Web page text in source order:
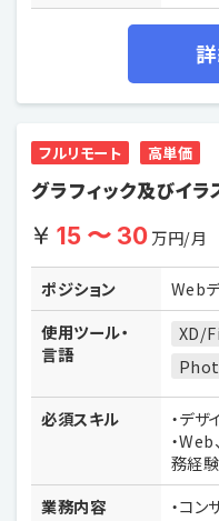
フルリモート 高単価
グラフィック及びイ
15 〜 30万円/月
ポジション
Web
使用ツール・
言語
XD/
必須スキル
・デ
・Web
務経験
業務内容
・コ